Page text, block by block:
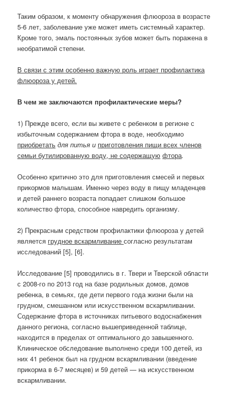
Таким образом, к моменту обнаружения флюороза в возрасте
5-6 лет, заболевание уже может иметь системный характер.
Кроме того, эмаль постоянных зубов может быть поражена в
необратимой степени.
В связи с этим особенно важную роль играет профилактика
флюороза у детей.
В чем же заключаются профилактические меры?
1) Прежде всего, если вы живете с ребенком в регионе с
избыточным содержанием фтора в воде, необходимо
приобретать для питья и приготовления пищи всех членов
семьи бутилированную воду, не содержащую фтора.
Особенно критично это для приготовления смесей и первых
прикормов малышам. Именно через воду в пищу младенцев
и детей раннего возраста попадает слишком большое
количество фтора, способное навредить организму.
2) Прекрасным средством профилактики флюороза у детей
является грудное вскармливаниесогласно результатам
исследований [5], [6].
Исследование [5] проводились в г. Твери и Тверской области
с 2008-го по 2013 год на базе родильных домов, домов
ребенка, в семьях, где дети первого года жизни были на
грудном, смешанном или искусственном вскармливании.
Содержание фтора в источниках питьевого водоснабжения
данного региона, согласно вышеприведенной таблице,
находится в пределах от оптимального до завышенного.
Клиническое обследование выполнено среди 100 детей, из
них 41 ребенок был на грудном вскармливании (введение
прикорма в 6-7 месяцев) и 59 детей — на искусственном
вскармливании.